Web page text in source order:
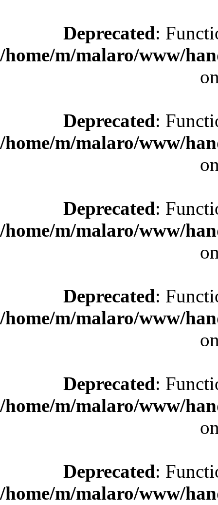
Deprecated:
/home/m/malaro/www/
Deprecated:
/home/m/malaro/www/
Deprecated:
/home/m/malaro/www/
Deprecated:
/home/m/malaro/www/
Deprecated:
/home/m/malaro/www/
Deprecated:
/home/m/malaro/www/